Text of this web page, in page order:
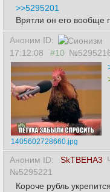
>>5295201
Врятли он его вообще
Аноним ID:
17:12:08
#10
1405602728660.jpg
Аноним ID: SkTBEHA3
№5295221
Короче рубль